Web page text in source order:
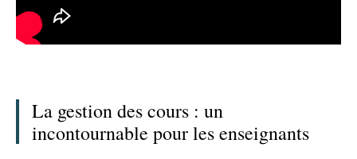
La gestion des cours : un
incontournable pour les enseignants